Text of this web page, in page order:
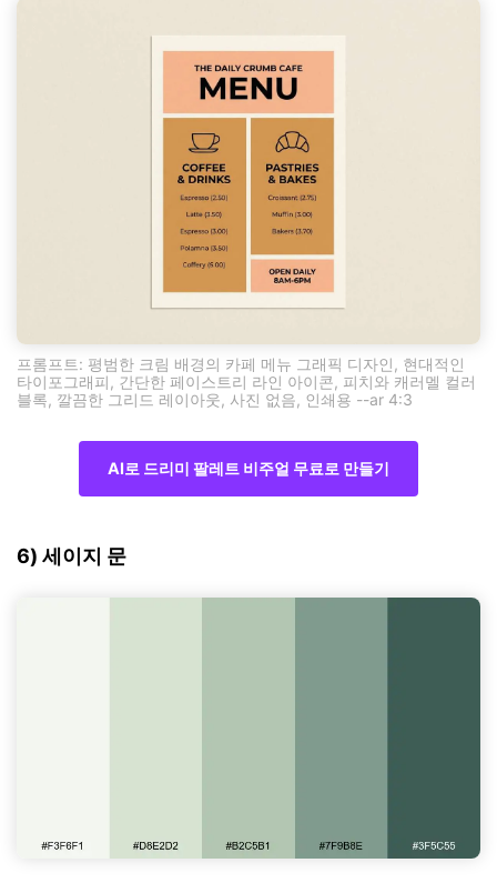
프롬프트: 평범한 크림 배경의 카페 메뉴 그래픽 디자인, 현대적인
타이포그래피, 간단한 페이스트리 라인 아이콘, 피치와 캐러멜 컬러
블록, 깔끔한 그리드 레이아웃, 사진 없음, 인쇄용 --ar 4:3
AI로 드리미 팔레트 비주얼 무료로 만들기
6) 세이지 문